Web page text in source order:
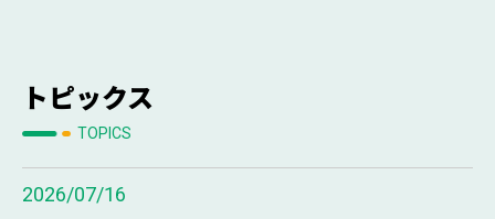
トピックス
TOPICS
2026/07/16